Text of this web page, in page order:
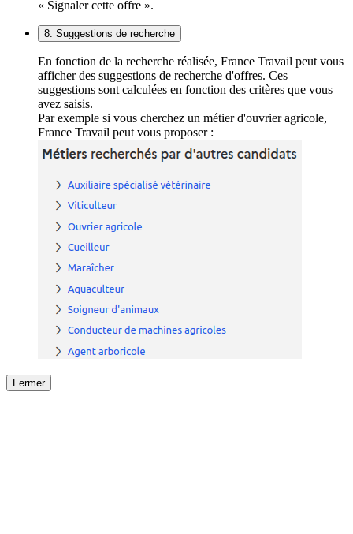
« Signaler cette offre ».
8. Suggestions de recherche
En fonction de la recherche réalisée, France Travail peut vous
afficher des suggestions de recherche d'offres. Ces
suggestions sont calculées en fonction des critères que vous
avez saisis.
Par exemple si vous cherchez un métier d'ouvrier agricole,
France Travail peut vous proposer :
Fermer